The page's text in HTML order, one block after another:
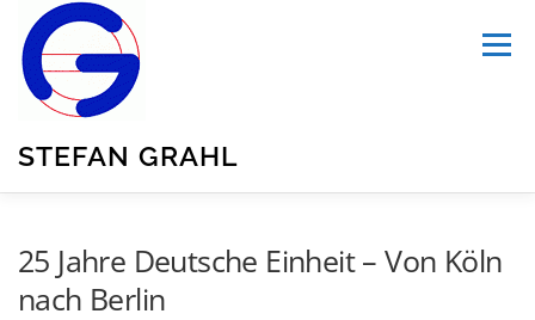
Inhalt
springen
STEFAN GRAHL
Menü
25 Jahre Deutsche Einheit – Von Köln
nach Berlin